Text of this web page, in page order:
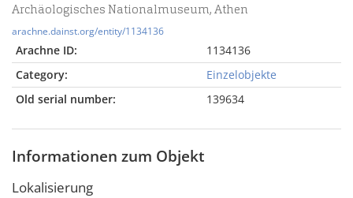
Archäologisches Nationalmuseum, Athen
arachne.dainst.org/entity/1134136
Arachne ID:
1134136
Category:
Einzelobjekte
Old serial number:
139634
Informationen zum Objekt
Lokalisierung